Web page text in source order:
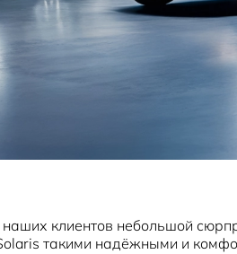
клиентов небольшой
такими надёжными и